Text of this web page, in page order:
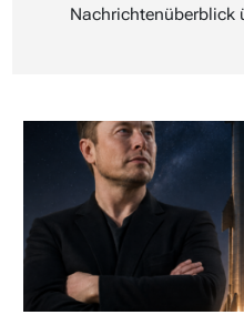
Nachrichtenüberblick